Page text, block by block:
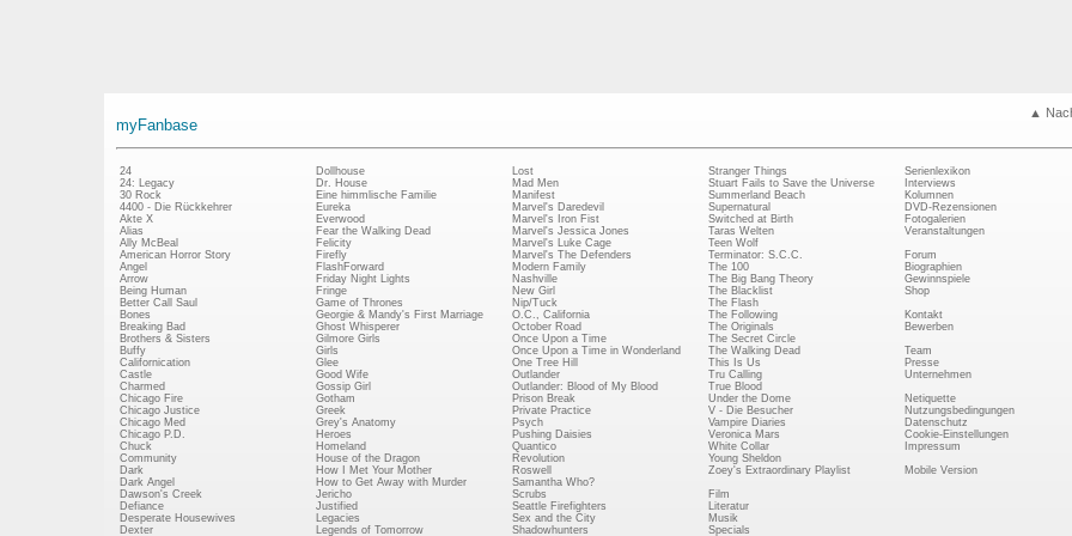
▲
myFanbase
24
24: Legacy
30 Rock
4400 - Die Rückkehrer
Akte X
Alias
Ally McBeal
American Horror Story
Angel
Arrow
Being Human
Better Call Saul
Bones
Breaking Bad
Brothers & Sisters
Buffy
Californication
Castle
Charmed
Chicago Fire
Chicago Justice
Chicago Med
Chicago P.D.
Chuck
Community
Dark
Dark Angel
Dawson's Creek
Defiance
Desperate Housewives
Dexter
Dollhouse
Dr. House
Eine himmlische Familie
Eureka
Everwood
Fear the Walking Dead
Felicity
Firefly
FlashForward
Friday Night Lights
Fringe
Game of Thrones
Georgie & Mandy's First Marriage
Ghost Whisperer
Gilmore Girls
Girls
Glee
Good Wife
Gossip Girl
Gotham
Greek
Grey's Anatomy
Heroes
Homeland
House of the Dragon
How I Met Your Mother
How to Get Away with Murder
Jericho
Justified
Legacies
Legends of Tomorrow
Lost
Mad Men
Manifest
Marvel's Daredevil
Marvel's Iron Fist
Marvel's Jessica Jones
Marvel's Luke Cage
Marvel's The Defenders
Modern Family
Nashville
New Girl
Nip/Tuck
O.C., California
October Road
Once Upon a Time
Once Upon a Time in Wonderland
One Tree Hill
Outlander
Outlander: Blood of My Blood
Prison Break
Private Practice
Psych
Pushing Daisies
Quantico
Revolution
Roswell
Samantha Who?
Scrubs
Seattle Firefighters
Sex and the City
Shadowhunters
Stranger Things
Stuart Fails to Save the Universe
Summerland Beach
Supernatural
Switched at Birth
Taras Welten
Teen Wolf
Terminator: S.C.C.
The 100
The Big Bang Theory
The Blacklist
The Flash
The Following
The Originals
The Secret Circle
The Walking Dead
This Is Us
Tru Calling
True Blood
Under the Dome
V - Die Besucher
Vampire Diaries
Veronica Mars
White Collar
Young Sheldon
Zoey's Extraordinary Playlist
Film
Literatur
Musik
Specials
Serienlexikon
Interviews
Kolumnen
DVD-Rezensionen
Fotogalerien
Veranstaltungen
Forum
Biographien
Gewinnspiele
Shop
Kontakt
Bewerben
Team
Presse
Unternehmen
Netiquette
Nutzungsbedingungen
Datenschutz
Cookie-Einstellungen
Impressum
Mobile Version